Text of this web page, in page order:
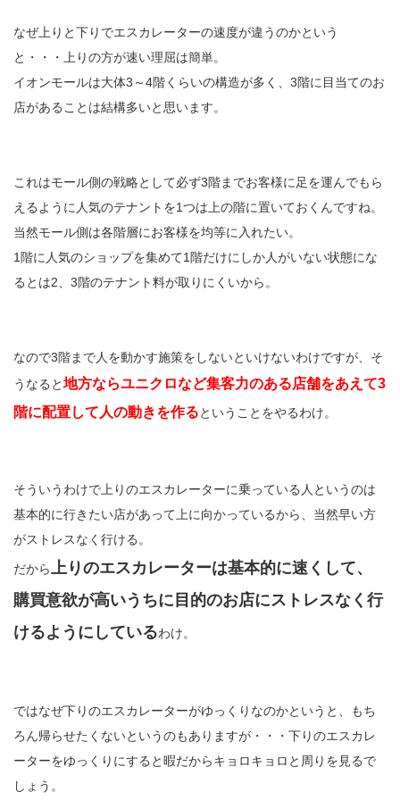
なぜ上りと下りでエスカレーターの速度が違うのかという
と・・・上りの方が速い理屈は簡単。
イオンモールは大体3～4階くらいの構造が多く、3階に目当てのお
店があることは結構多いと思います。
これはモール側の戦略として必ず3階までお客様に足を運んでもら
えるように人気のテナントを1つは上の階に置いておくんですね。
当然モール側は各階層にお客様を均等に入れたい。
1階に人気のショップを集めて1階だけにしか人がいない状態にな
るとは2、3階のテナント料が取りにくいから。
なので3階まで人を動かす施策をしないといけないわけですが、そ
うなると地方ならユニクロなど集客力のある店舗をあえて3
階に配置して人の動きを作るということをやるわけ。
そういうわけで上りのエスカレーターに乗っている人というのは
基本的に行きたい店があって上に向かっているから、当然早い方
がストレスなく行ける。
だから
上りのエスカレーターは基本的に速くして、
購買意欲が高いうちに目的のお店にストレスなく行
けるようにしているわけ。
ではなぜ下りのエスカレーターがゆっくりなのかというと、もち
ろん帰らせたくないというのもありますが・・・下りのエスカレ
ーターをゆっくりにすると暇だからキョロキョロと周りを見るで
しょう。